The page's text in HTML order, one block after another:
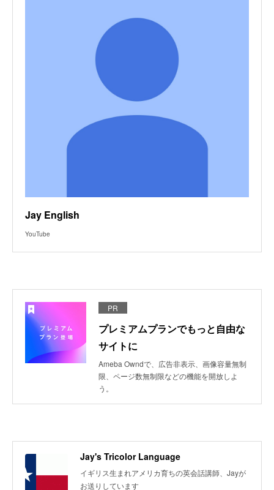
Jay English
YouTube
PR
プレミアムプランでもっと自由な
サイトに
Ameba Owndで、広告非表示、画像容量無制
限、ページ数無制限などの機能を開放しよ
う。
Jay's Tricolor Language
イギリス生まれアメリカ育ちの英会話講師、Jayが
お送りしています